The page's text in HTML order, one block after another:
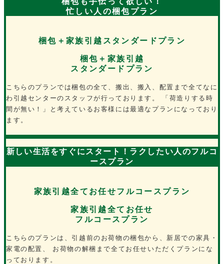
忙しい人の梱包プラン
梱包＋家族引越スタンダードプラン
梱包＋家族引越
スタンダードプラン
こちらのプランでは梱包の全て、搬出、搬入、配置まで全てなに
わ引越センターのスタッフが行っております。 「荷造りする時
間が無い！」と考えているお客様には最適なプランになっており
ます。
新しい生活をすぐにスタート！ラクしたい人のフルコ
ースプラン
家族引越全てお任せフルコースプラン
家族引越全てお任せ
フルコースプラン
こちらのプランは、引越前のお荷物の梱包から、新居での家具・
家電の配置、 お荷物の解梱まで全てお任せいただくプランにな
っております。